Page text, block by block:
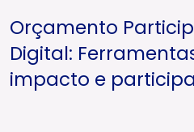
Orçamento
Digital:
impacto e